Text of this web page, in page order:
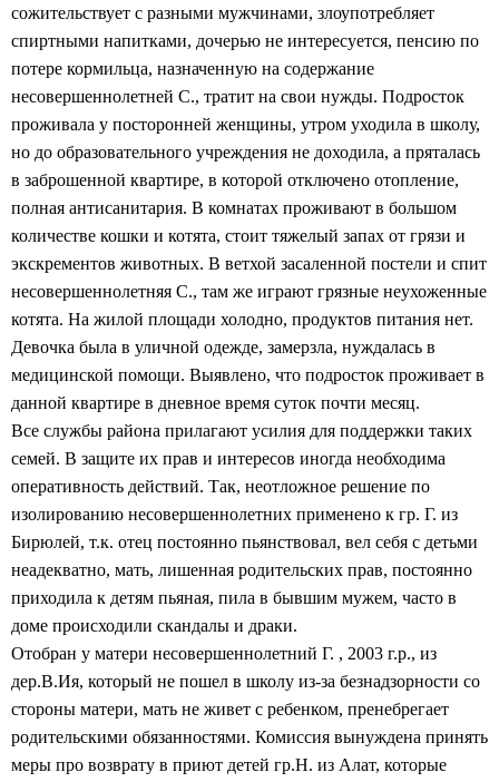
сожительствует с разными мужчинами, злоупотребляет
спиртными напитками, дочерью не интересуется, пенсию по
потере кормильца, назначенную на содержание
несовершеннолетней С., тратит на свои нужды. Подросток
проживала у посторонней женщины, утром уходила в школу,
но до образовательного учреждения не доходила, а пряталась
в заброшенной квартире, в которой отключено отопление,
полная антисанитария. В комнатах проживают в большом
количестве кошки и котята, стоит тяжелый запах от грязи и
экскрементов животных. В ветхой засаленной постели и спит
несовершеннолетняя С., там же играют грязные неухоженные
котята. На жилой площади холодно, продуктов питания нет.
Девочка была в уличной одежде, замерзла, нуждалась в
медицинской помощи. Выявлено, что подросток проживает в
данной квартире в дневное время суток почти месяц.
Все службы района прилагают усилия для поддержки таких
семей. В защите их прав и интересов иногда необходима
оперативность действий. Так, неотложное решение по
изолированию несовершеннолетних применено к гр. Г. из
Бирюлей, т.к. отец постоянно пьянствовал, вел себя с детьми
неадекватно, мать, лишенная родительских прав, постоянно
приходила к детям пьяная, пила в бывшим мужем, часто в
доме происходили скандалы и драки.
Отобран у матери несовершеннолетний Г. , 2003 г.р., из
дер.В.Ия, который не пошел в школу из-за безнадзорности со
стороны матери, мать не живет с ребенком, пренебрегает
родительскими обязанностями. Комиссия вынуждена принять
меры про возврату в приют детей гр.Н. из Алат, которые